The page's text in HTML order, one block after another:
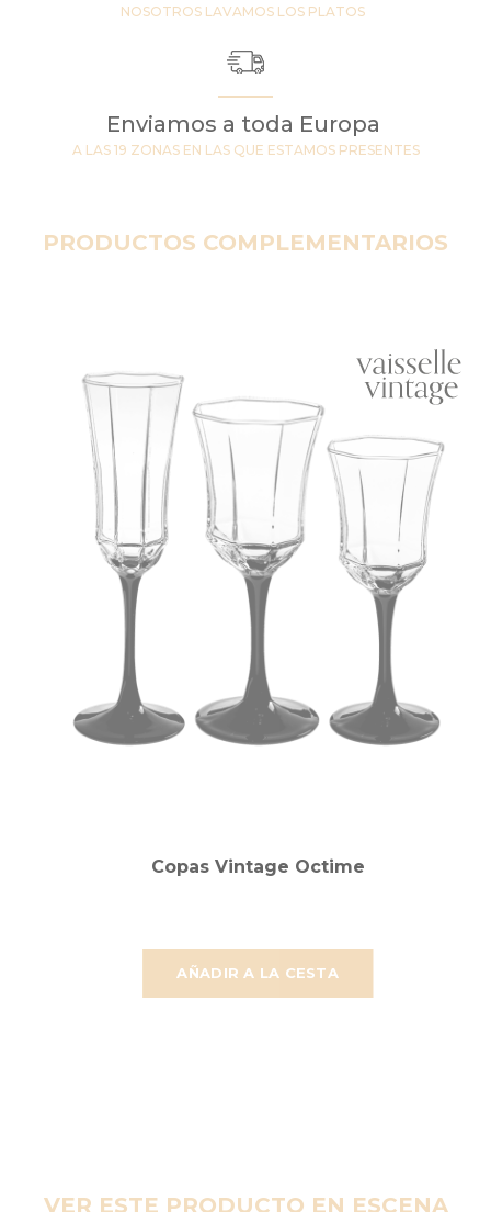
NOSOTROS LAVAMOS LOS PLATOS
Enviamos a toda Europa
A LAS 19 ZONAS EN LAS QUE ESTAMOS PRESENTES
PRODUCTOS COMPLEMENTARIOS
AÑADIR A LA CESTA
Copas Vintage Octime
VER ESTE PRODUCTO EN ESCENA